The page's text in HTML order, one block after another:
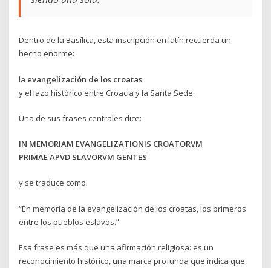
Dentro de la Basílica, esta inscripción en latín recuerda un
hecho enorme:
la evangelización de los croatas
y el lazo histórico entre Croacia y la Santa Sede.
Una de sus frases centrales dice:
IN MEMORIAM EVANGELIZATIONIS CROATORVM
PRIMAE APVD SLAVORVM GENTES
y se traduce como:
“En memoria de la evangelización de los croatas, los primeros
entre los pueblos eslavos.”
Esa frase es más que una afirmación religiosa: es un
reconocimiento histórico, una marca profunda que indica que